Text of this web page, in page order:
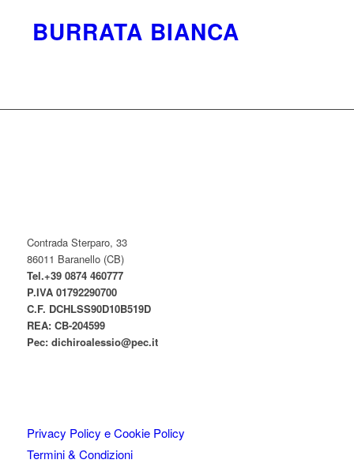
BURRATA BIANCA
Contrada Sterparo, 33
86011 Baranello (CB)
Tel.+39 0874 460777
P.IVA 01792290700
C.F. DCHLSS90D10B519D
REA: CB-204599
Pec: dichiroalessio@pec.it
Privacy Policy e Cookie Policy
Termini & Condizioni